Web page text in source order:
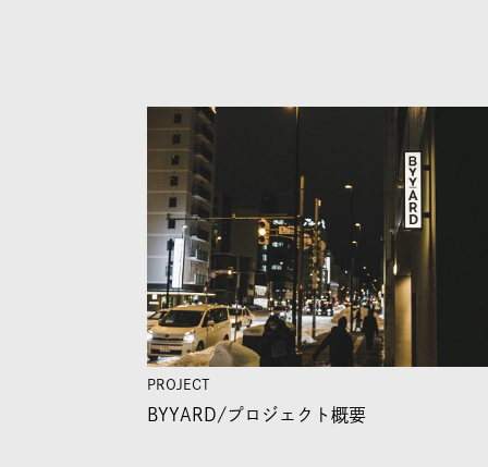
PROJECT
BYYARD/プロジェクト概要